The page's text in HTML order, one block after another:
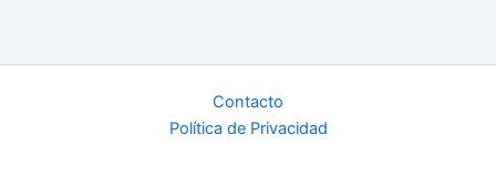
Contacto
Política de Privacidad